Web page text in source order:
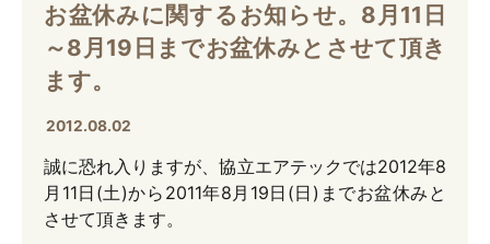
お盆休みに関するお知らせ。8月11日
～8月19日までお盆休みとさせて頂き
ます。
2012.08.02
誠に恐れ入りますが、協立エアテックでは2012年8
月11日(土)から2011年8月19日(日)までお盆休みと
させて頂きます。